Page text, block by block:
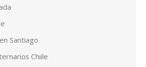
Santiago
Chiile